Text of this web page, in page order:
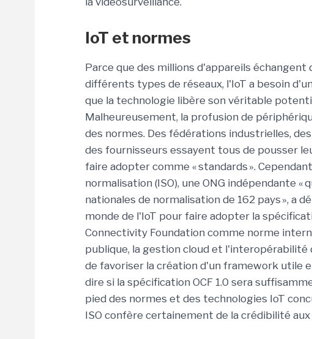
IoT et normes
Parce que des millions d'appareils échangent
différents types de réseaux, l'IoT a besoin
que la technologie libère son véritable
Malheureusement, la profusion de
des normes. Des fédérations industrielles,
des fournisseurs essayent tous de pousser
faire adopter comme « standards ». Cependant
normalisation (ISO), une ONG indépendante «
nationales de normalisation de 162 pays », a
monde de l'IoT pour faire adopter la
Connectivity Foundation comme norme
publique, la gestion cloud et l'interopérabilité
de favoriser la création d'un framework utile
dire si la spécification OCF 1.0 sera
pied des normes et des technologies IoT
ISO confère certainement de la crédibilité